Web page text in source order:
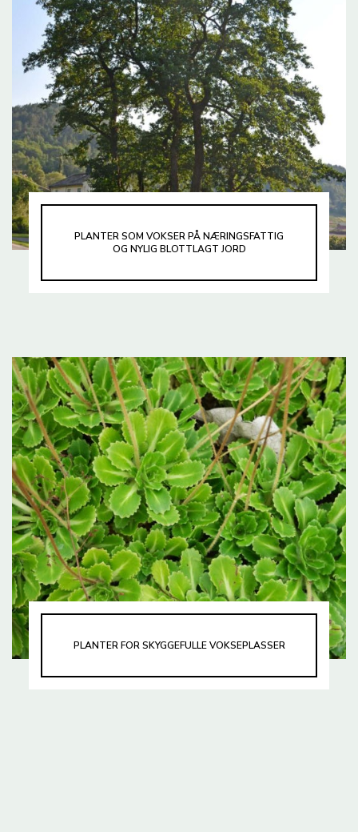
PLANTER SOM VOKSER PÅ NÆRINGSFATTIG
OG NYLIG BLOTTLAGT JORD
PLANTER FOR SKYGGEFULLE VOKSEPLASSER